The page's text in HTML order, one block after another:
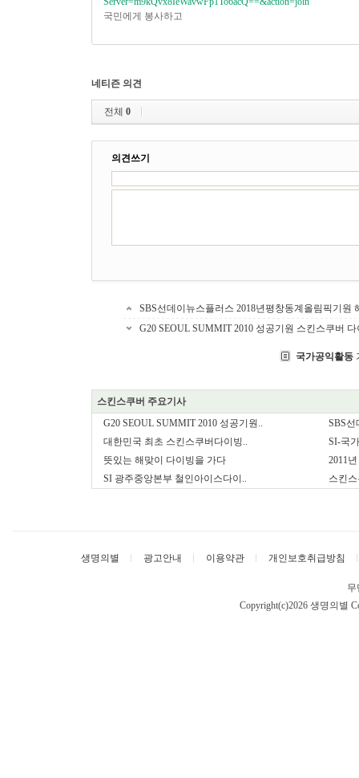
국민에게 봉사하고
네티즌 의견
전체 0
의견쓰기
SBS선데이뉴스플러스 2018년평창동계올림픽기원
G20 SEOUL SUMMIT 2010 성공기원 스킨스쿠버
국가공익활동
스킨스쿠버 주요기사
G20 SEOUL SUMMIT 2010 성공기원..
SBS선
대한민국 최초 스킨스쿠버다이빙..
SI-국
뜻있는 해맞이 다이빙을 가다
2011
SI 광주중앙본부 철인아이스다이..
스킨
생명의별 광고안내 이용약관 개인보호취급방침
무
Copyright(c)2026 생명의별